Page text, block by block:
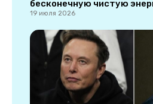
бесконечную чистую
19 июля 2026